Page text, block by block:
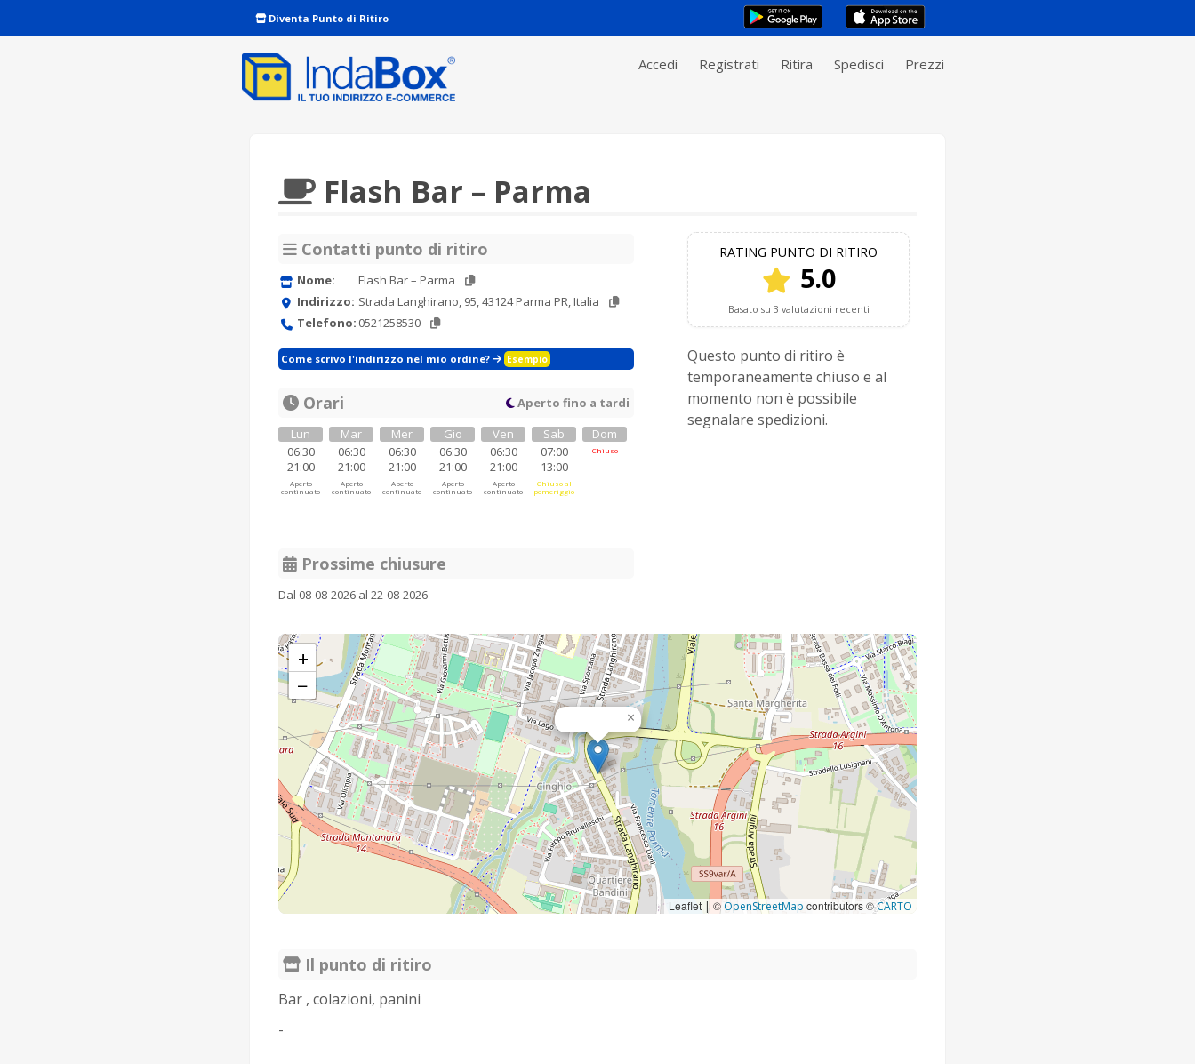
Diventa Punto di Ritiro
Accedi Registrati Ritira Spedisci Prezzi
Flash Bar – Parma
Contatti punto di ritiro
Nome:
Flash Bar – Parma
Indirizzo: Strada Langhirano, 95, 43124 Parma PR, Italia
Telefono: 0521258530
Come scrivo l'indirizzo nel mio ordine? Esempio
Orari
Aperto fino a tardi
Lun
06:30
21:00
Aperto
continuato
Mar
06:30
21:00
Aperto
continuato
Mer
06:30
21:00
Aperto
continuato
Gio
06:30
21:00
Aperto
continuato
Ven
06:30
21:00
Aperto
continuato
Sab
07:00
13:00
Chiuso al
pomeriggio
Dom
Chiuso
Prossime chiusure
Dal 08-08-2026 al 22-08-2026
RATING PUNTO DI RITIRO
5.0
Basato su 3 valutazioni recenti
Questo punto di ritiro è
temporaneamente chiuso e al
momento non è possibile
segnalare spedizioni.
×
+
−
Leaflet | © OpenStreetMap contributors ©CARTO
Il punto di ritiro
Bar , colazioni, panini
-